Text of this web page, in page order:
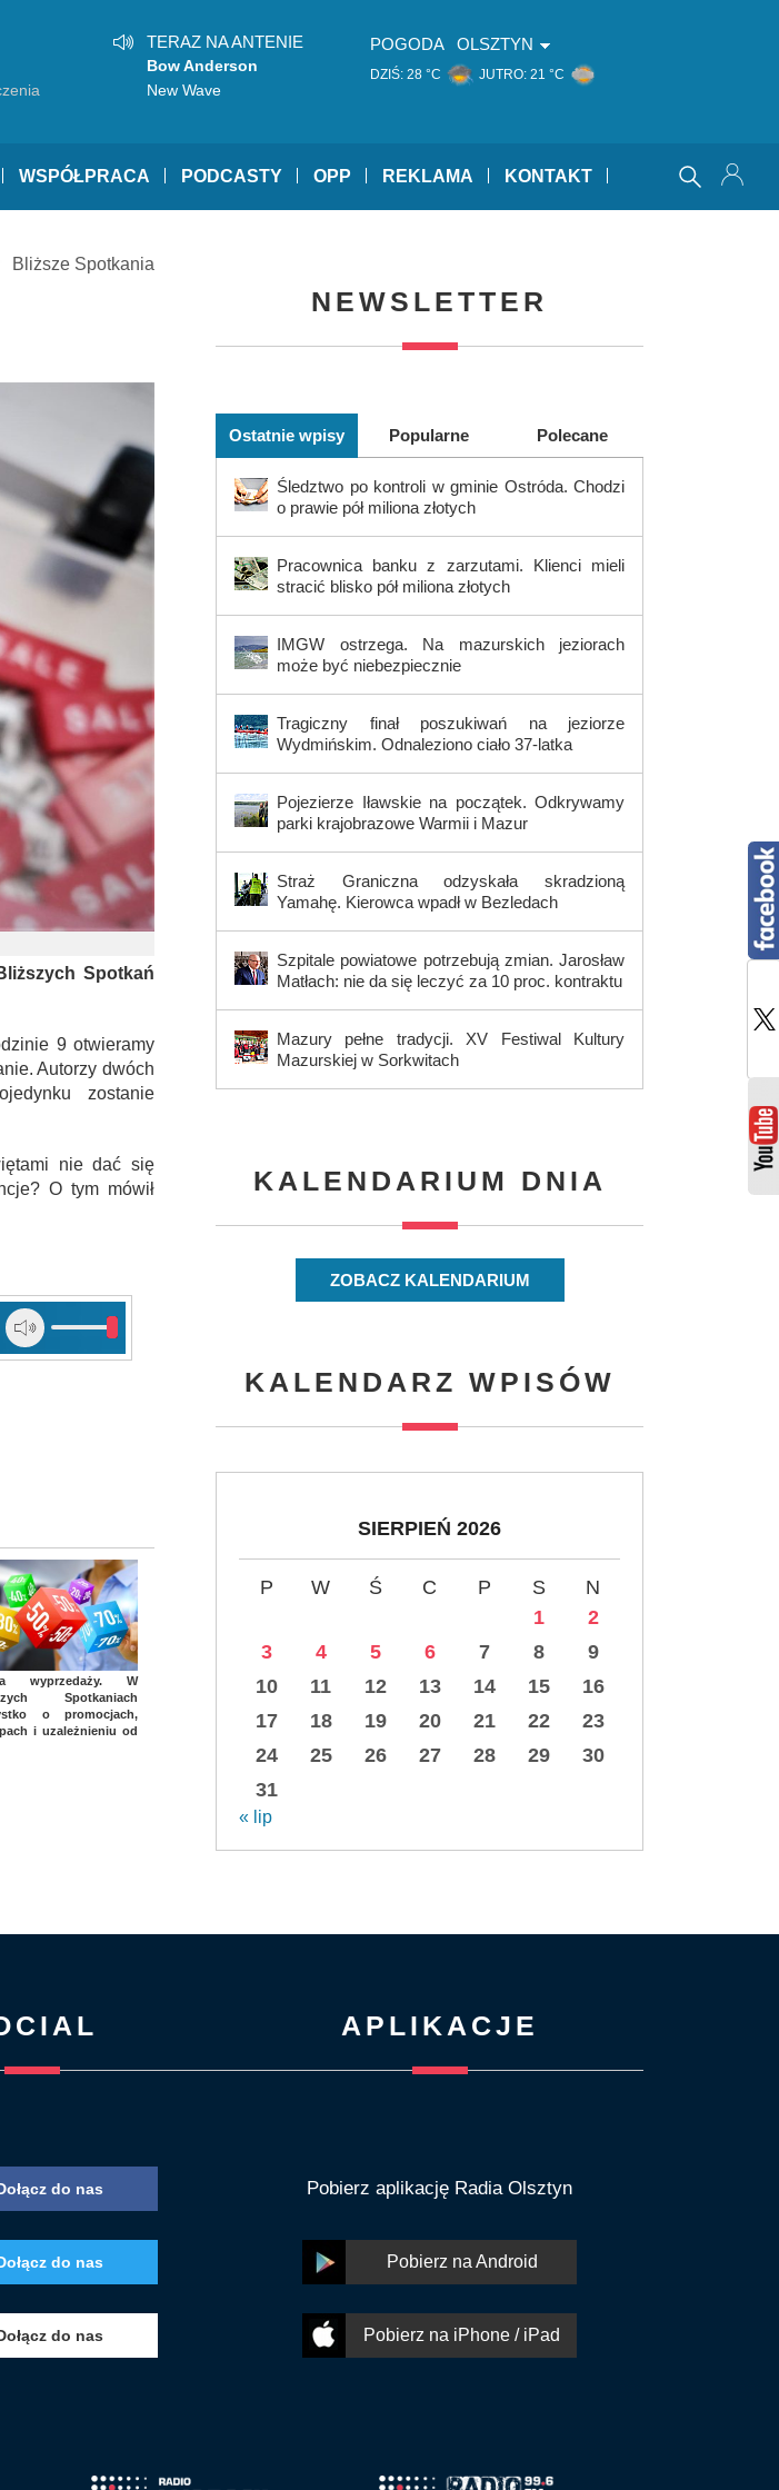
TERAZ NA ANTENIE
Bow Anderson
New Wave
POGODA OLSZTYN
DZIŚ: 28 °C JUTRO: 21 °C
WSPÓŁPRACA PODCASTY OPP REKLAMA KONTAKT
Bliższe Spotkania
Spotkań
9 otwieramy
Autorzy dwóch
zostanie
nie dać się
O tym mówił
wyprzedaży. W
Spotkaniach
o promocjach,
i uzależnieniu od
NEWSLETTER
Ostatnie wpisy Popularne Polecane
Śledztwo po kontroli w gminie Ostróda. Chodzi
o prawie pół miliona złotych
Pracownica banku z zarzutami. Klienci mieli
stracić blisko pół miliona złotych
IMGW ostrzega. Na mazurskich jeziorach
może być niebezpiecznie
Tragiczny finał poszukiwań na jeziorze
Wydmińskim. Odnaleziono ciało 37-latka
Pojezierze Iławskie na początek. Odkrywamy
parki krajobrazowe Warmii i Mazur
Straż Graniczna odzyskała skradzioną
Yamahę. Kierowca wpadł w Bezledach
Szpitale powiatowe potrzebują zmian. Jarosław
Matłach: nie da się leczyć za 10 proc. kontraktu
Mazury pełne tradycji. XV Festiwal Kultury
Mazurskiej w Sorkwitach
KALENDARIUM DNIA
ZOBACZ KALENDARIUM
KALENDARZ WPISÓW
SIERPIEŃ 2026
P W Ś C P S
N
1
2
3
4 5 6 7 8
9
10
11 12 13 14 15
16
17
18 19 20 21 22
23
24
25 26 27 28 29
30
31
« lip
do nas
do nas
do nas
APLIKACJE
Pobierz aplikację Radia Olsztyn
Pobierz na Android
Pobierz na iPhone / iPad